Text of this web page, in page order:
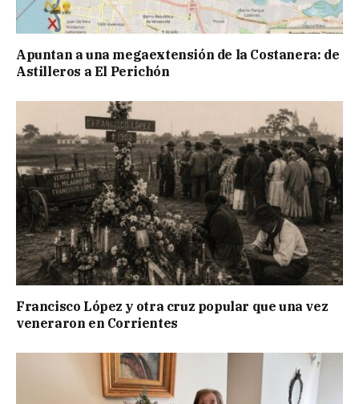
Apuntan a una megaextensión de la Costanera: de
Astilleros a El Perichón
Francisco López y otra cruz popular que una vez
veneraron en Corrientes